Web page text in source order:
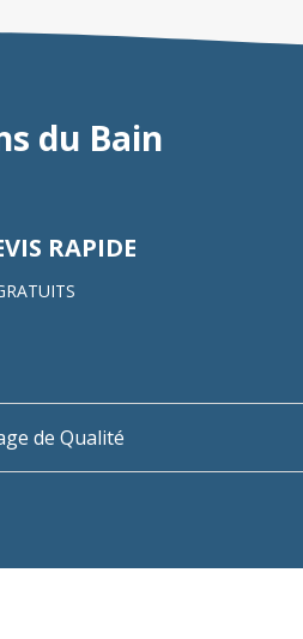
du Bain
RAPIDE
de Qualité